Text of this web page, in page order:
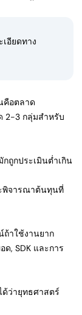
อียดทาง
คือตลาด
2-3 กลุ่มสำหรับ
ถูกประเมินต่ำเกิน
พิจารณาต้นทุนที่
าใช้งานยาก
, SDK และการ
ด้ว่ายุทธศาสตร์